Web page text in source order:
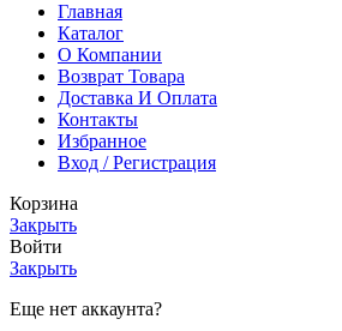
Главная
Каталог
О Компании
Возврат Товара
Доставка И Оплата
Контакты
Избранное
Вход / Регистрация
Корзина
Закрыть
Войти
Закрыть
Еще нет аккаунта?